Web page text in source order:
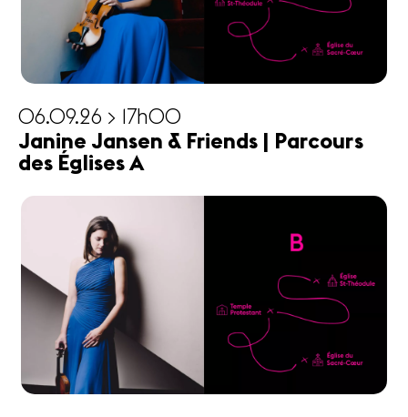
06.09.26 > 17h00
Janine Jansen & Friends | Parcours
des Églises A